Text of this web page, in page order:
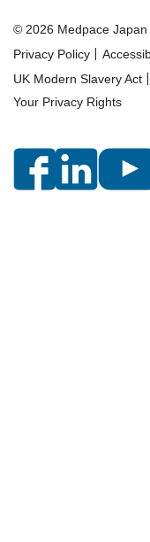
© 2026 Medpace Japan
Privacy Policy
UK Modern Slavery Act
Your Privacy Rights
Medpace Facebook
MedpaceMedpace